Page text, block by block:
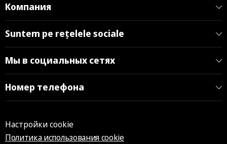
Компания
Suntem pe rețelele sociale
Мы в социальных сетях
Номер телефона
Настройки cookie
Политика использования cookie